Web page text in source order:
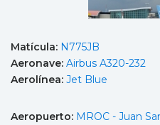
Matícula: N775JB
Aeronave: Airbus A320-232
Aerolínea: Jet Blue
Aeropuerto: MROC - Juan